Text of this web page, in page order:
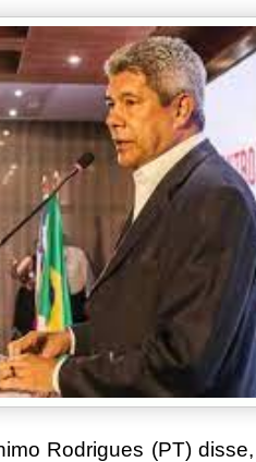
Rodrigues (PT)